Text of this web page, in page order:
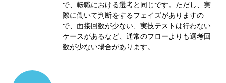
で、転職における選考と同じです。ただし、実
際に働いて判断をするフェイズがありますの
で、面接回数が少ない、実技テストは行わない
ケースがあるなど、通常のフローよりも選考回
数が少ない場合があります。